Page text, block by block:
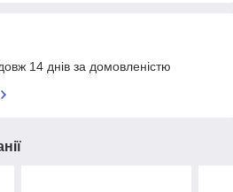
14 днів за домовленістю